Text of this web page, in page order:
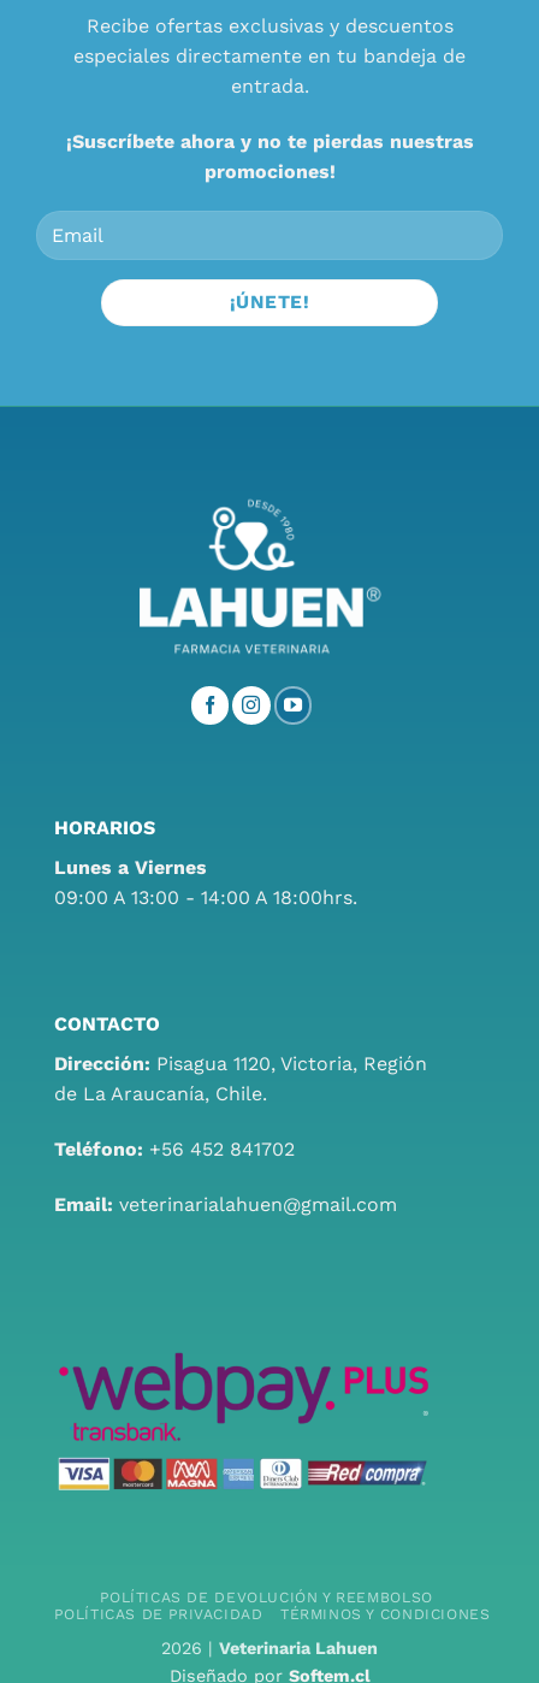
Recibe ofertas exclusivas y descuentos
especiales directamente en tu bandeja de
entrada.
¡Suscríbete ahora y no te pierdas nuestras
promociones!
HORARIOS
Lunes a Viernes
09:00 A 13:00 - 14:00 A 18:00hrs.
CONTACTO
Dirección: Pisagua 1120, Victoria, Región
de La Araucanía, Chile.
Teléfono: +56 452 841702
Email: veterinarialahuen@gmail.com
POLÍTICAS DE DEVOLUCIÓN Y REEMBOLSO
POLÍTICAS DE PRIVACIDAD
TÉRMINOS Y CONDICIONES
2026 | Veterinaria Lahuen
Diseñado por Softem.cl